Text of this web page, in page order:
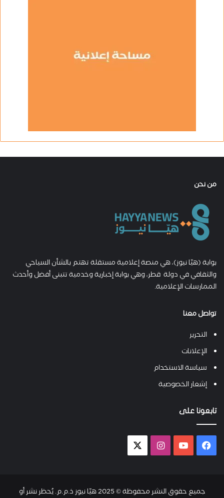
من نحن
بوابة (هيّا نيوز)، هي منصة إعلامية مستقلة تهتم بالشأن السياحي
والثقافي في دولة قطر، وهي بوابة إخبارية وخدمية تتبنى أفضل وأحدث
الممارسات الإعلامية.
تواصل معنا
التحرير
الإعلانات
سياسة الاستخدام
إشعار الخصوصية
تابعونا على
فيسبوك يوتيوب انستقرام
جميع حقوق النشر محفوظة © 2025 هيّا نيوز ذ.م.م. يُحظر نشر أو